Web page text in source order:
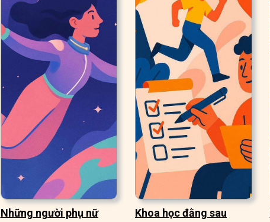
Những người phụ nữ
Khoa học đằng sau